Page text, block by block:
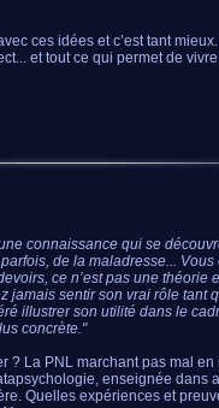
ces idées et c’est tant
et tout ce qui permet de
connaissance qui se
de la maladresse... Vous
ce n’est pas une théorie
jamais sentir son vrai rôle tant
illustrer son utilité dans le
concrète."
? La PNL marchant pas mal
enseignée dans
Quelles expériences et